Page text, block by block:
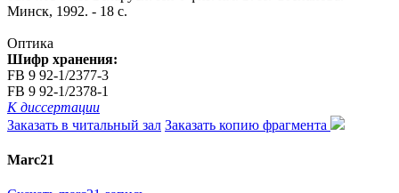
Минск, 1992. - 18 с.
Оптика
Шифр хранения:
FB 9 92-1/2377-3
FB 9 92-1/2378-1
К диссертации
Заказать в читальный зал Заказать копию фрагмента
Marc21